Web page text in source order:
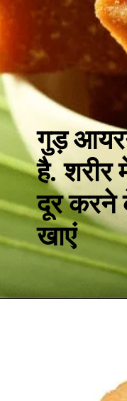
गुड़
है. शरीर
दूर करने
खाएं